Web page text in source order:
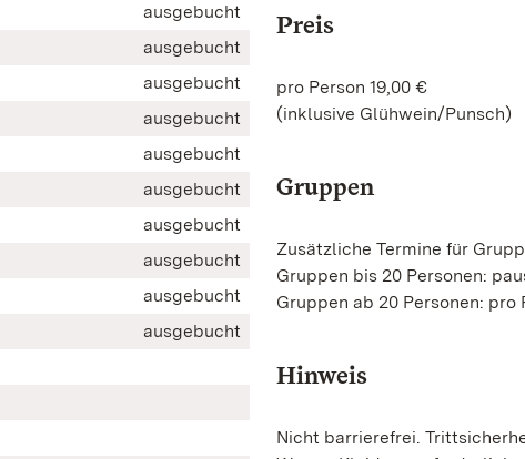
ausgebucht
ausgebucht
ausgebucht
ausgebucht
ausgebucht
ausgebucht
ausgebucht
ausgebucht
ausgebucht
ausgebucht
Preis
pro Person 19,00 €
(inklusive Glühwein/Punsch)
Gruppen
Zusätzliche Termine für
Gruppen bis 20 Personen:
Gruppen ab 20 Personen: pro
Hinweis
Nicht barrierefrei.